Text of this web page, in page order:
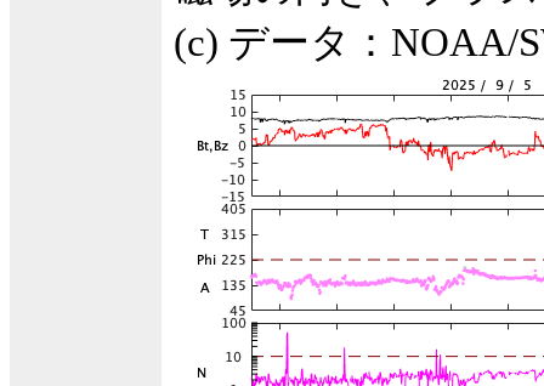
(c) データ：NOAA/